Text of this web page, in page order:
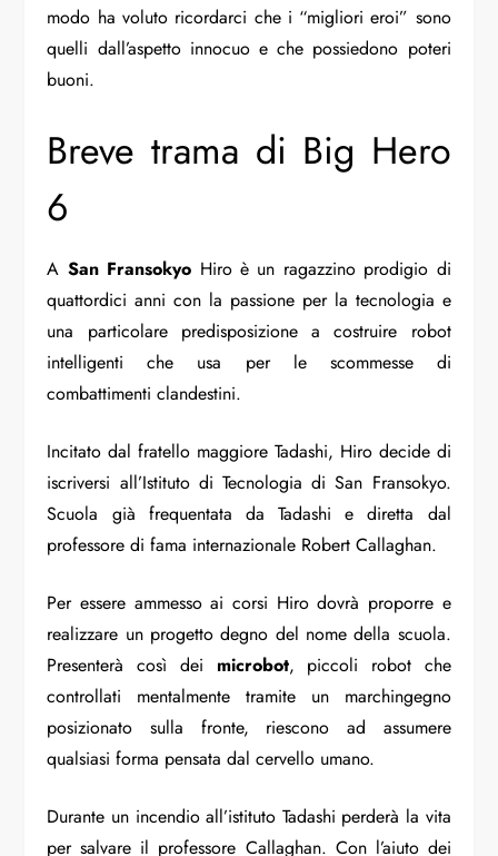
modo ha voluto ricordarci che i “migliori eroi” sono
quelli dall’aspetto innocuo e che possiedono poteri
buoni.
Breve trama di Big Hero
6
A San Fransokyo Hiro è un ragazzino prodigio di
quattordici anni con la passione per la tecnologia e
una particolare predisposizione a costruire robot
intelligenti che usa per le scommesse di
combattimenti clandestini.
Incitato dal fratello maggiore Tadashi, Hiro decide di
iscriversi all’Istituto di Tecnologia di San Fransokyo.
Scuola già frequentata da Tadashi e diretta dal
professore di fama internazionale Robert Callaghan.
Per essere ammesso ai corsi Hiro dovrà proporre e
realizzare un progetto degno del nome della scuola.
Presenterà così dei microbot, piccoli robot che
controllati mentalmente tramite un marchingegno
posizionato sulla fronte, riescono ad assumere
qualsiasi forma pensata dal cervello umano.
Durante un incendio all’istituto Tadashi perderà la vita
per salvare il professore Callaghan. Con l’aiuto dei